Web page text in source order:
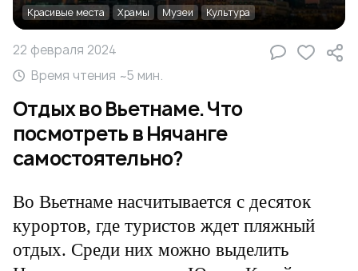
Красивые места Храмы Музеи Культура
22 февраля 2024
Время чтения ~5 мин.
Отдых во Вьетнаме. Что
посмотреть в Нячанге
самостоятельно?
Во Вьетнаме насчитывается с десяток
курортов, где туристов ждет пляжный
отдых. Среди них можно выделить